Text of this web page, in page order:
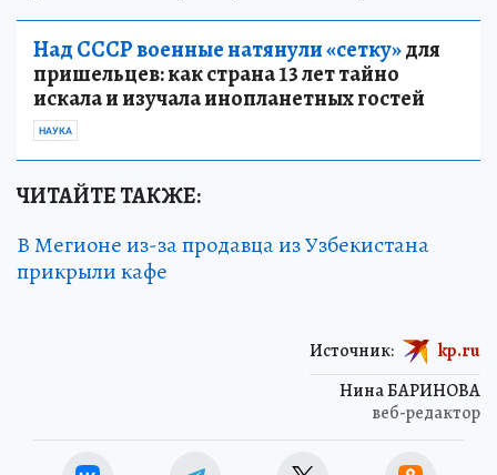
Над СССР военные натянули «сетку»для
пришельцев: как страна 13 лет тайно
искала и изучала инопланетных гостей
НАУКА
ЧИТАЙТЕ ТАКЖЕ:
В Мегионе из-за продавца из Узбекистана
прикрыли кафе
Нина БАРИНОВА
веб-редактор
Источник: kp.ru